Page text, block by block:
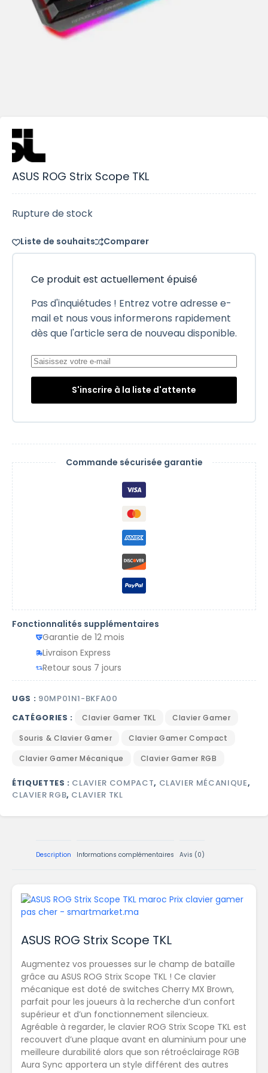
ASUS ROG Strix Scope TKL
Rupture de stock
Liste de souhaits Comparer
Ce produit est actuellement épuisé
Pas d'inquiétudes ! Entrez votre adresse e-
mail et nous vous informerons rapidement
dès que l'article sera de nouveau disponible.
S'inscrire à la liste d'attente
Commande sécurisée garantie
Fonctionnalités supplémentaires
Garantie de 12 mois
Livraison Express
Retour sous 7 jours
UGS : 90MP01N1-BKFA00
CATÉGORIES :
Clavier Gamer TKL
Clavier Gamer
Souris & Clavier Gamer
Clavier Gamer Compact
Clavier Gamer Mécanique
Clavier Gamer RGB
ÉTIQUETTES : CLAVIER COMPACT, CLAVIER MÉCANIQUE,
CLAVIER RGB, CLAVIER TKL
Description Informations complémentaires Avis (0)
ASUS ROG Strix Scope TKL
Augmentez vos prouesses sur le champ de bataille
grâce au ASUS ROG Strix Scope TKL ! Ce clavier
mécanique est doté de switches Cherry MX Brown,
parfait pour les joueurs à la recherche d’un confort
supérieur et d’un fonctionnement silencieux.
Agréable à regarder, le clavier ROG Strix Scope TKL est
recouvert d’une plaque avant en aluminium pour une
meilleure durabilité alors que son rétroéclairage RGB
Aura Sync apportera un style différent des autres